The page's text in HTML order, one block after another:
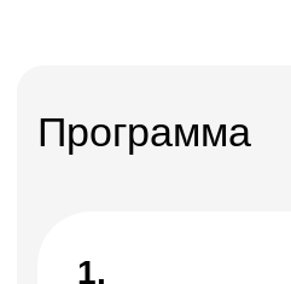
Поиск контактов и выход
на ЛПР